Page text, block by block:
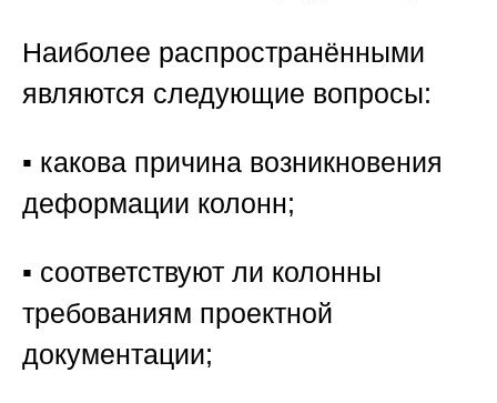
Наиболее распространёнными
являются следующие вопросы:
▪️ какова причина возникновения
деформации колонн;
▪️ соответствуют ли колонны
требованиям проектной
документации;